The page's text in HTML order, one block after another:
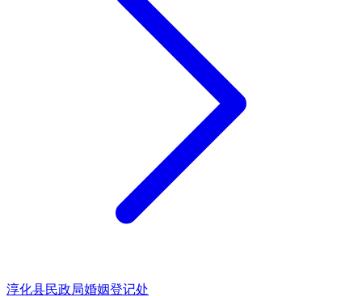
淳化县民政局婚姻登记处